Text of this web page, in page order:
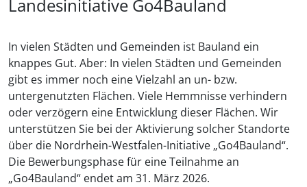
Landesinitiative Go4Bauland
In vielen Städten und Gemeinden ist Bauland ein
knappes Gut. Aber: In vielen Städten und Gemeinden
gibt es immer noch eine Vielzahl an un- bzw.
untergenutzten Flächen. Viele Hemmnisse verhindern
oder verzögern eine Entwicklung dieser Flächen. Wir
unterstützen Sie bei der Aktivierung solcher Standorte
über die Nordrhein-Westfalen-Initiative „Go4Bauland“.
Die Bewerbungsphase für eine Teilnahme an
„Go4Bauland“ endet am 31. März 2026.